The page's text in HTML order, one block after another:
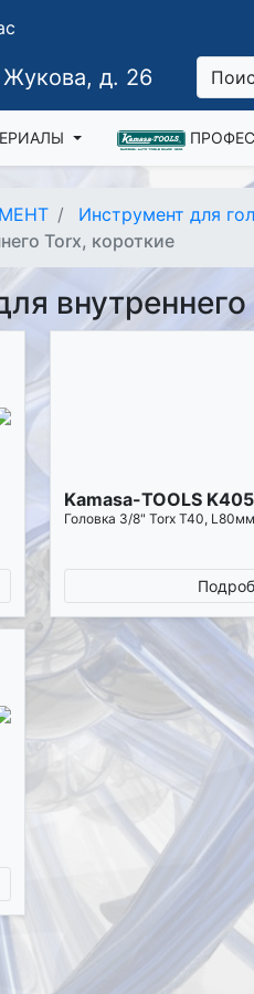
д. 26
Инструмент для
Torx, короткие
Kamasa-TOOLS
Головка 3/8" Torx Т40, L80мм